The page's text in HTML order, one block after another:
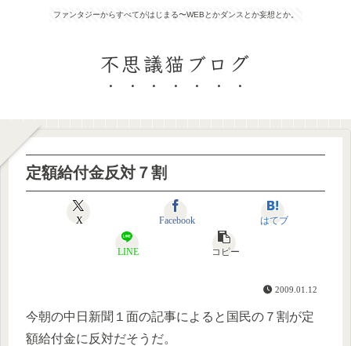
ファンタジーからすべてがはじまる〜WEBとかダンスとか妄想とか。
不思議猫ブログ
定額給付金反対７割
X Facebook はてブ
LINE コピー
2009.01.12
今朝の中日新聞１面の記事によると国民の７割が定
額給付金に反対だそうだ。